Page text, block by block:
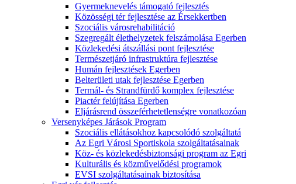
Gyermeknevelés támogató fejlesztés
Közösségi tér fejlesztése az Érsekkertben
Szociális városrehabilitáció
Szegregált élethelyzetek felszámolása Egerben
Közlekedési átszállási pont fejlesztése
Természetjáró infrastruktúra fejlesztése
Humán fejlesztések Egerben
Belterületi utak fejlesztése Egerben
Termál- és Strandfürdő komplex fejlesztése
Piactér felújítása Egerben
Eljárásrend összeférhetetlenségre vonatkozóan
Versenyképes Járások Program
Szociális ellátásokhoz kapcsolódó szolgáltatá
Az Egri Városi Sportiskola szolgáltatásainak
Köz- és közlekedésbiztonsági program az Egri
Kulturális és közművelődési programok
EVSI szolgáltatásainak biztosítása